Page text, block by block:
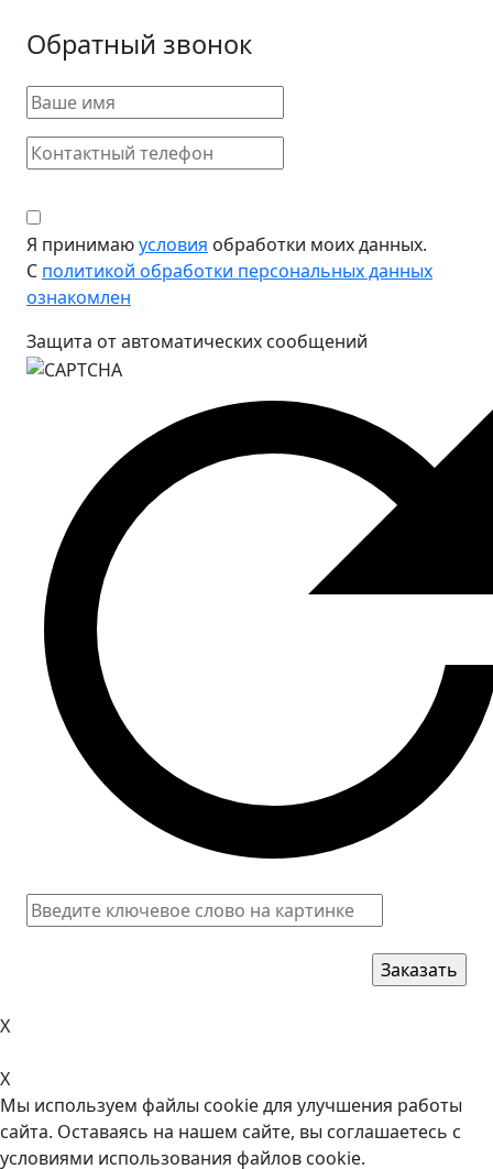
Обратный звонок
Я принимаюусловия обработки моих данных.
С политикой обработки персональных данных
ознакомлен
Защита от автоматических сообщений
X
X
Мы используем файлы cookie для улучшения работы
сайта. Оставаясь на нашем сайте, вы соглашаетесь с
условиями использования файлов cookie.